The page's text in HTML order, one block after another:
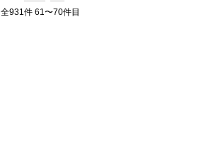
全931件 61〜70件目